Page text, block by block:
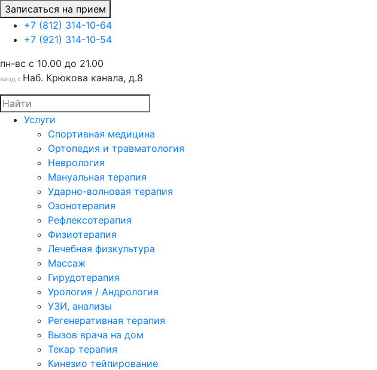
Записаться на прием
+7 (812) 314-10-64
+7 (921) 314-10-54
пн-вс c 10.00 до 21.00
вход с Наб. Крюкова канала, д.8
Услуги
Спортивная медицина
Ортопедия и травматология
Неврология
Мануальная терапия
Ударно-волновая терапия
Озонотерапия
Рефлексотерапия
Физиотерапия
Лечебная физкультура
Массаж
Гирудотерапия
Урология / Андрология
УЗИ, анализы
Регенеративная терапия
Вызов врача на дом
Текар терапия
Кинезио тейпирование